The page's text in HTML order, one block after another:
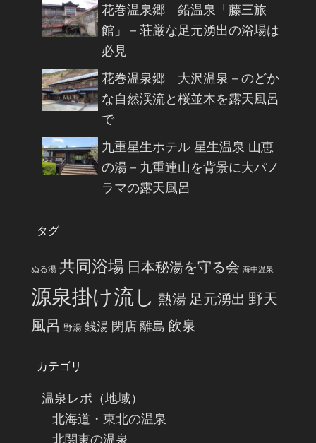
花巻温泉郷 鉛温泉「藤三旅
館」－荘厳な足元湧出の浴場は
必見
花巻温泉郷 大沢温泉－のどか
な自然渓流と桜並木を露天風呂
で
九重星生ホテル 星生温泉 山恵
の湯－九重連山を背景に大パノ
ラマの露天風呂
タグ
ぬる湯 共同浴場 日本秘湯を守る会 海中温泉
源泉掛け流し 熱湯 足元湧出 野天
風呂 野湯 銭湯 閉店 離島 飲泉
カテゴリ
温泉レポ（地域）
北海道・東北の温泉
北関東の温泉